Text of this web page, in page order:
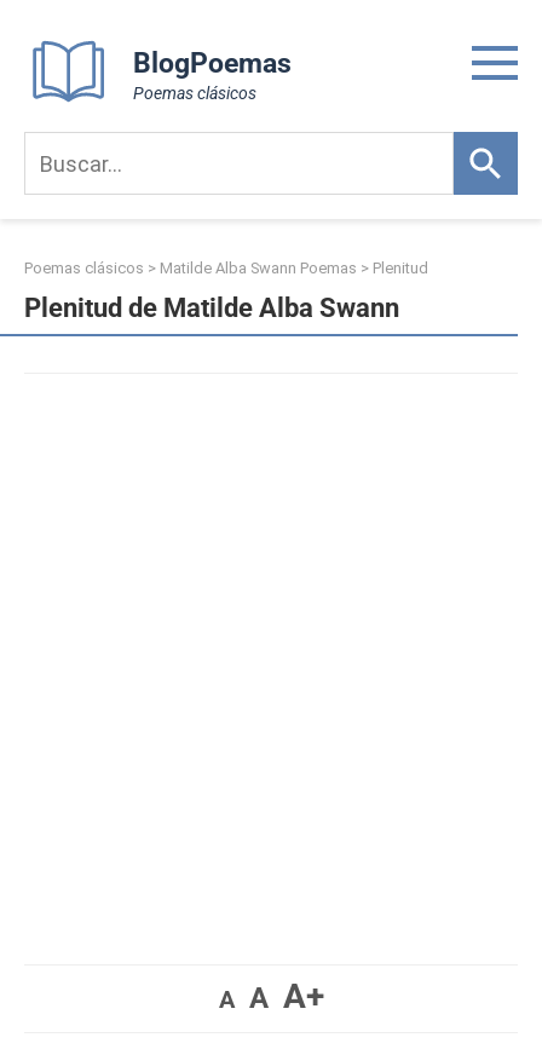
content
BlogPoemas
Poemas clásicos
Poemas clásicos > Matilde Alba Swann Poemas > Plenitud
Plenitud de Matilde Alba Swann
A A A+